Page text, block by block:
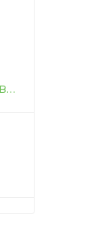
Тумба «Монта 84P» с дверями, отделка: старение (сосна)